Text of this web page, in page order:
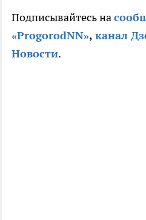
Подписывайтесь насооб
«ProgorodNN», канал
Новости.